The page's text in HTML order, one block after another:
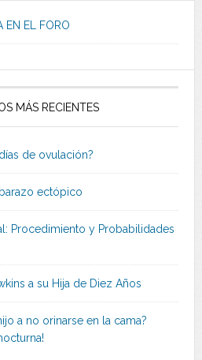
EN EL FORO
MÁS RECIENTES
de ovulación?
ectópico
Procedimiento y Probabilidades
a su Hija de Diez Años
a no orinarse en la cama?